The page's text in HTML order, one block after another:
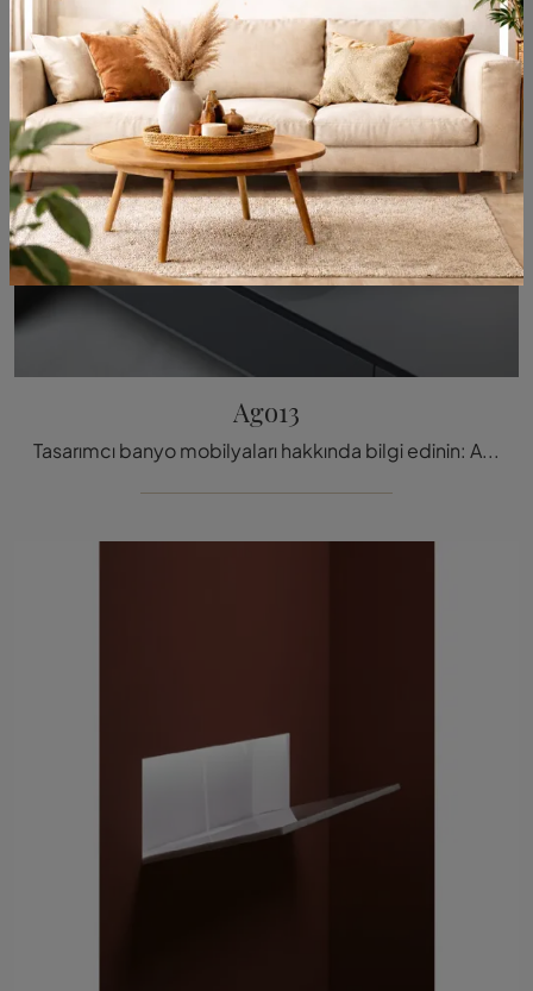
Ago13
Tasarımcı banyo mobilyaları hakkında bilgi edinin: Antoniolupi'nin Ago13 modeli gibi mermer lavabo malzemeler